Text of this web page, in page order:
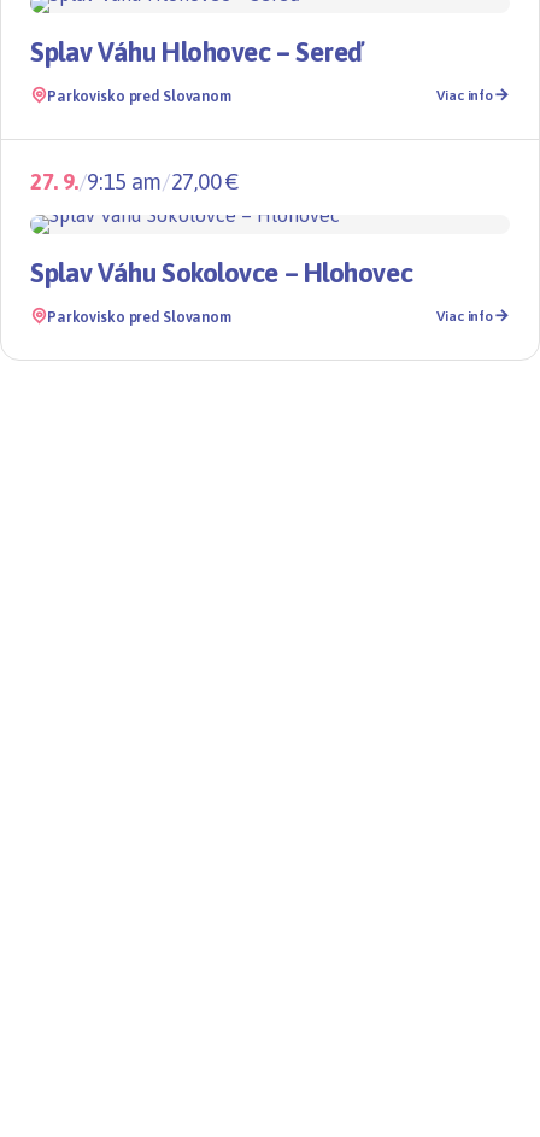
TOP
Splav Váhu Hlohovec – Sereď
Parkovisko pred Slovanom Viac info
27. 9./9:15 am/27,00 €
TOP
Splav Váhu Sokolovce – Hlohovec
Parkovisko pred Slovanom Viac info